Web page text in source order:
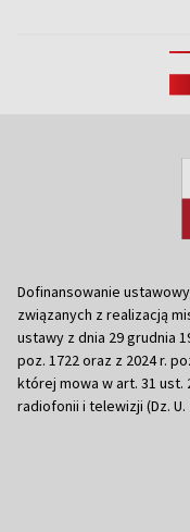
Dofinansowanie
związanych z realizacją
ustawy z dnia 29 grudnia
poz. 1722 oraz z 2024 r.
której mowa w art. 31 ust.
radiofonii i telewizji (Dz. U.